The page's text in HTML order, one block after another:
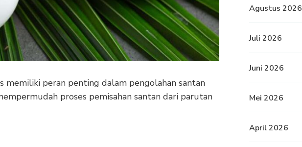
memiliki peran penting dalam pengolahan santan
proses pemisahan santan dari parutan
Agustus 2026
Juli 2026
Juni 2026
Mei 2026
April 2026